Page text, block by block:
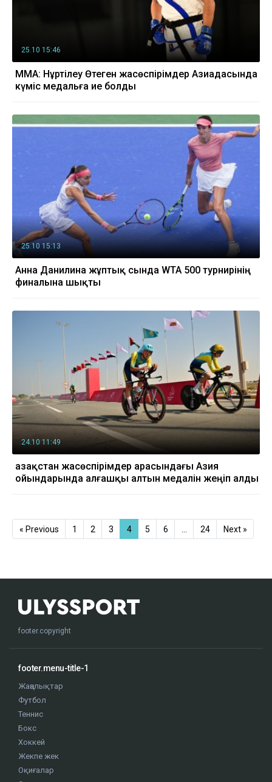
25.10 15:46
MMA: Нұртілеу Өтеген жасөспірімдер Азиадасында
күміс медальға ие болды
25.10 15:13
Анна Данилина жұптық сында WTA 500 турнирінің
финалына шықты
24.10 11:49
Қазақстан жасөспірімдер арасындағы Азия
ойындарында алғашқы алтын медалін жеңіп алды
« Previous 1 2 3 4 5 6 24 Next »
footer.copyright
footer.menu-title-1
Жаңалықтар
Футбол
Теннис
Бокс
Хоккей
Жекпе жек
Оқиғалар